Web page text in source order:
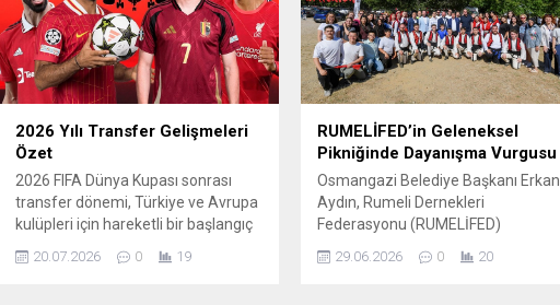
2026 Yılı Transfer Gelişmeleri
Özet
2026 FIFA Dünya Kupası sonrası
transfer dönemi, Türkiye ve Avrupa
kulüpleri için hareketli bir başlangıç
güçlendirmek için birbiriyle
20.07.2026 0 19
RUMELİFED’in Geleneksel
Pikniğinde Dayanışma Vurgusu
Osmangazi Belediye Başkanı Erkan
Aydın, Rumeli Dernekleri
Federasyonu (RUMELİFED)
piknik programına katılarak
29.06.2026 0 20